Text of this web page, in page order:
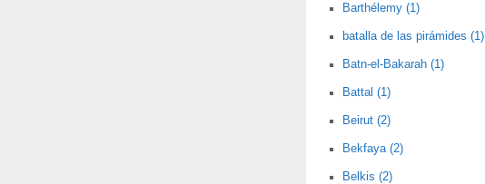
Barthélemy (1)
batalla de las pirámides (1)
Batn-el-Bakarah (1)
Battal (1)
Beirut (2)
Bekfaya (2)
Belkis (2)